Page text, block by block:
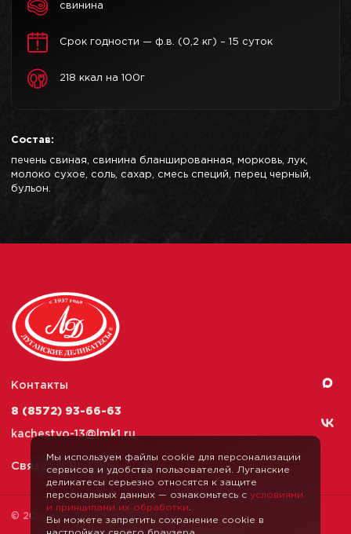
Мы используем файлы cookie для персонализации
сервисов и удобства пользователей. Луганские
деликатесы серьезно относятся к защите
персональных данных — ознакомьтесь с условиями
и принципами их обработки
Вы можете запретить сохранение cookie в
свинина
Срок годности — ф.в. (0,2 кг) – 15 суток
218 ккал на 100г
Состав:
печень свиная, свинина бланшированная, морковь, лук,
молоко сухое, соль, сахар, смесь специй, перец черный,
бульон.
Контакты
8 (8572) 93-66-63
kachestvo-13@lmk1.ru
Связаться с нами
© 2026 Луганские Деликатесы